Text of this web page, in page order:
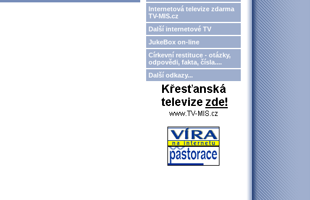
Internetová televize zdarma
TV-MIS.cz
Další internetové TV
JukeBox on-line
Církevní restituce - otázky,
odpovědi, fakta, čísla....
Další odkazy...